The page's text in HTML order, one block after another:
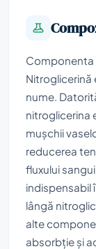
Componenta
Nitroglicerină
nume.
nitroglicerina
mușchii
reducerea
fluxului
indispensabil
lângă
alte
absorbție și